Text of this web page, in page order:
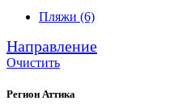
Пляжи (6)
Направление
Очистить
Регион Аттика